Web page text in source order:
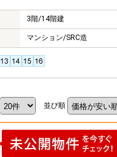
3階/14階建
マンション/SRC造
並び順